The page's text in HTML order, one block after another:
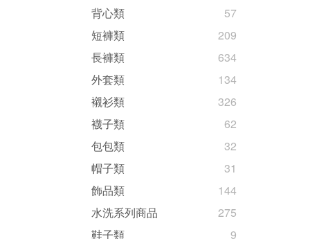
背心類
57
短褲類
209
長褲類
634
外套類
134
襯衫類
326
襪子類
62
包包類
32
帽子類
31
飾品類
144
水洗系列商品
275
鞋子類
9